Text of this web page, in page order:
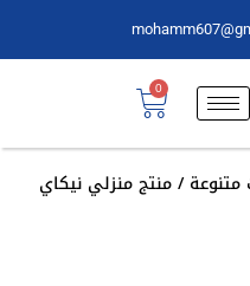
0
متنوعة/ منتج منزلي نيكاي